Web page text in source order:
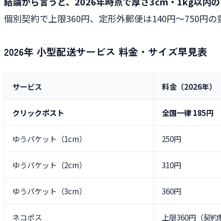
個別契約で上限360円、定形外郵便は140円〜750円
2026年 小型配送サービス 料金・サイズ早見表
サービス 料金（2026年）
クリックポスト 全国一律 185円
ゆうパケット（1cm） 250円
ゆうパケット（2cm） 310円
ゆうパケット（3cm） 360円
ネコポス 上限360円（契約